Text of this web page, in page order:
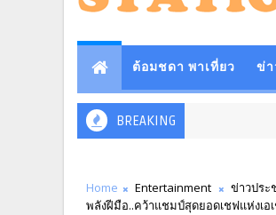
ต้อมชดา พาเที่ยว ข่
BREAKING
Home Entertainment ข่าวปร
พลังฝีมือ..คว้าแชมป์สุดยอดเชฟแห่งเอ